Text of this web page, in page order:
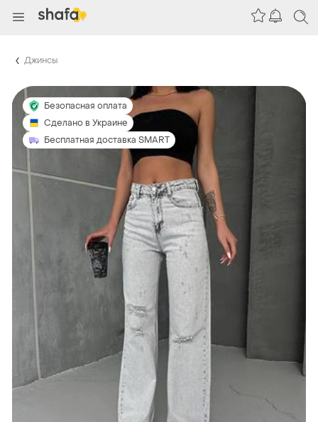
Джинсы
Безопасная оплата
Сделано в Украине
Бесплатная доставка SMART